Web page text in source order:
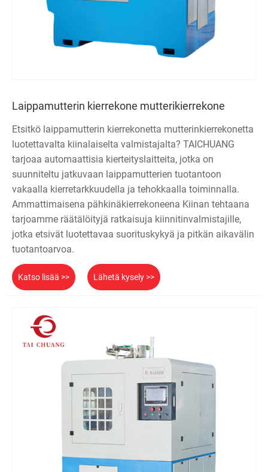
Laippamutterin kierrekone mutterikierrekone
Etsitkö laippamutterin kierrekonetta mutterinkierrekonetta
luotettavalta kiinalaiselta valmistajalta? TAICHUANG
tarjoaa automaattisia kierteityslaitteita, jotka on
suunniteltu jatkuvaan laippamutterien tuotantoon
vakaalla kierretarkkuudella ja tehokkaalla toiminnalla.
Ammattimaisena pähkinäkierrekoneena Kiinan tehtaana
tarjoamme räätälöityjä ratkaisuja kiinnitinvalmistajille,
jotka etsivät luotettavaa suorituskykyä ja pitkän aikavälin
tuotantoarvoa.
Katso lisää >> Lähetä kysely >>